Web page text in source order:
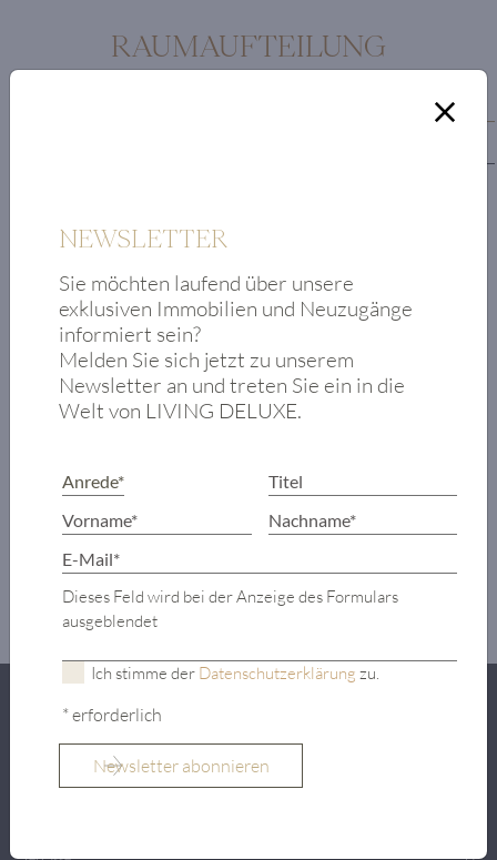
RAUMAUFTEILUNG
Badezimmer mit
WC und Dusche
Küche mit
Speisekammer
Wohnzimmer
OBJEKTDETAILS
Geschosse
NEWSLETTER
Sie möchten laufend über unsere
exklusiven Immobilien und Neuzugänge
informiert sein?
Melden Sie sich jetzt zu unserem
Newsletter an und treten Sie ein in die
Welt von LIVING DELUXE.
Dieses Feld wird bei der Anzeige des Formulars
ausgeblendet
Ich stimme der Datenschutzerklärung zu.
* erforderlich